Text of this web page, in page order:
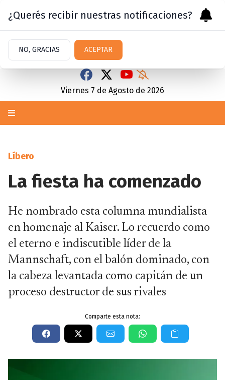
Viernes 7 de Agosto de 2026
Líbero
La fiesta ha comenzado
He nombrado esta columna mundialista
en homenaje al Kaiser. Lo recuerdo como
el eterno e indiscutible líder de la
Mannschaft, con el balón dominado, con
la cabeza levantada como capitán de un
proceso destructor de sus rivales
Comparte esta nota:
¿Querés recibir nuestras notificaciones?
NO, GRACIAS ACEPTAR